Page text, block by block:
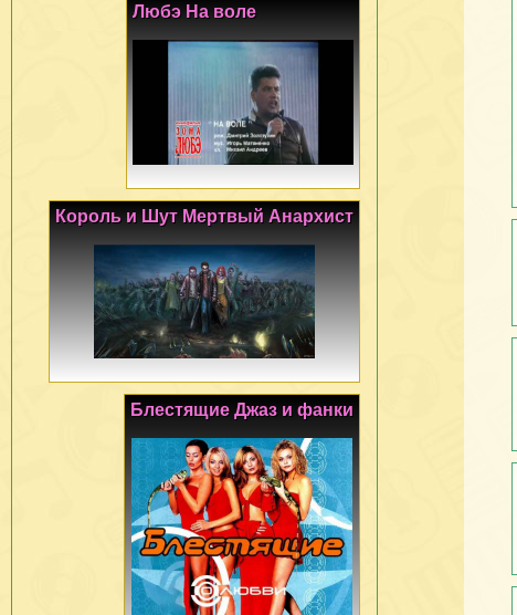
Любэ На воле
Король и Шут Мертвый Анархист
Блестящие Джаз и фанки